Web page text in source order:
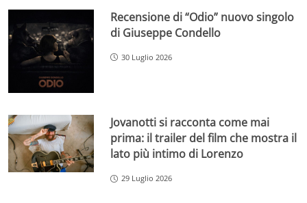
Recensione di “Odio” nuovo singolo
di Giuseppe Condello
30 Luglio 2026
Jovanotti si racconta come mai
prima: il trailer del film che mostra il
lato più intimo di Lorenzo
29 Luglio 2026